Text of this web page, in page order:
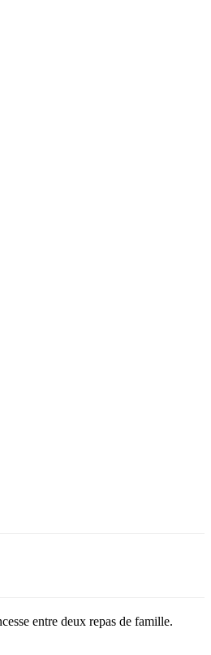
entre deux repas de famille.